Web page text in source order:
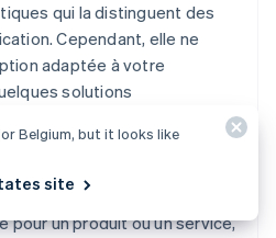
qui la distinguent des
Cependant, elle ne
adaptée à votre
solutions
la tarification forfaitaire
pour un produit ou un service,
Belgium, but it looks like
site